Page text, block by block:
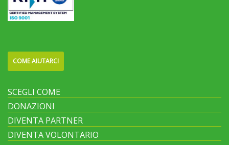
COME AIUTARCI
SCEGLI COME
DONAZIONI
DIVENTA PARTNER
DIVENTA VOLONTARIO